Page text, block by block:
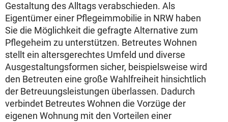
Gestaltung des Alltags verabschieden. Als
Eigentümer einer Pflegeimmobilie in NRW haben
Sie die Möglichkeit die gefragte Alternative zum
Pflegeheim zu unterstützen. Betreutes Wohnen
stellt ein altersgerechtes Umfeld und diverse
Ausgestaltungsformen sicher, beispielsweise wird
den Betreuten eine große Wahlfreiheit hinsichtlich
der Betreuungsleistungen überlassen. Dadurch
verbindet Betreutes Wohnen die Vorzüge der
eigenen Wohnung mit den Vorteilen einer